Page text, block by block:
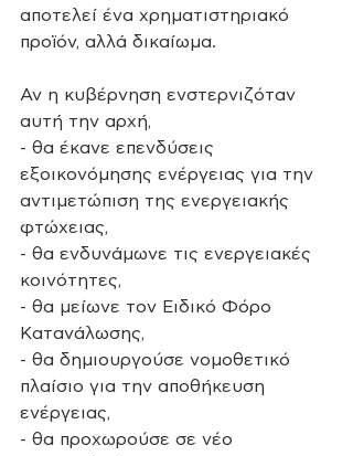
αποτελεί ένα χρηματιστηριακό
προϊόν, αλλά δικαίωμα.
Αν η κυβέρνηση ενστερνιζόταν
αυτή την αρχή,
- θα έκανε επενδύσεις
εξοικονόμησης ενέργειας για την
αντιμετώπιση της ενεργειακής
φτώχειας,
- θα ενδυνάμωνε τις ενεργειακές
κοινότητες,
- θα μείωνε τον Ειδικό Φόρο
Κατανάλωσης,
- θα δημιουργούσε νομοθετικό
πλαίσιο για την αποθήκευση
ενέργειας,
- θα προχωρούσε σε νέο